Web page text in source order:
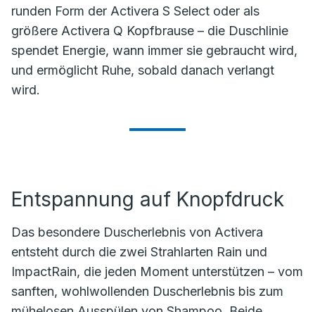
runden Form der Activera S Select oder als
größere Activera Q Kopfbrause – die Duschlinie
spendet Energie, wann immer sie gebraucht wird,
und ermöglicht Ruhe, sobald danach verlangt
wird.
Entspannung auf Knopfdruck
Das besondere Duscherlebnis von Activera
entsteht durch die zwei Strahlarten Rain und
ImpactRain, die jeden Moment unterstützen – vom
sanften, wohlwollenden Duscherlebnis bis zum